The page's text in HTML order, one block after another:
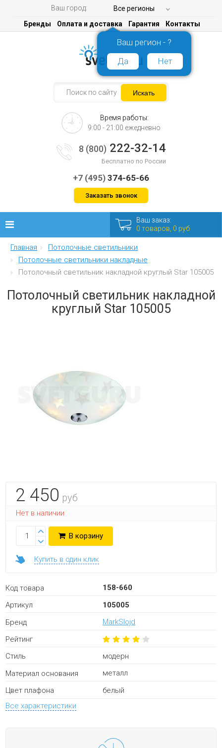
Ваш город: Все регионы
Ваш регион - ?
Да
Нет
Бренды Оплата и доставка Гарантия Контакты
Время работы:
9:00 - 21:00 ежедневно
8 (800) 222-32-14
Бесплатно по России
+7 (495) 374-65-66
Заказать звонок
Люстры
Бра
Интерьерные
Мебель
Ваш заказ:
0 товаров, 0 руб
Главная
Потолочные светильники
Потолочные светильники накладные
Потолочный светильник накладной круглый Star 105005
Потолочный светильник накладной
круглый Star 105005
2 450 руб
Нет в наличии
В корзину
Купить в один клик
Код товара
158-660
Артикул
105005
Бренд
MarkSlojd
Рейтинг
Стиль
модерн
Материал основания
металл
Цвет плафона
белый
Все характеристики